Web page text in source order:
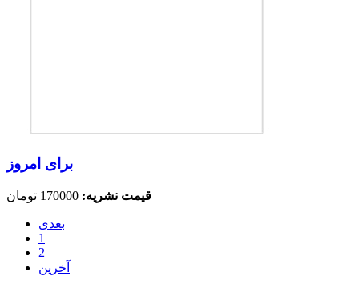
برای امروز
قیمت نشریه:
بعدی
1
2
آخرین